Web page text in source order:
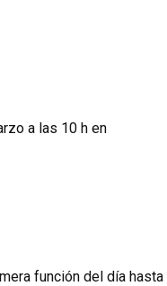
a las 10 h en
función del día hasta